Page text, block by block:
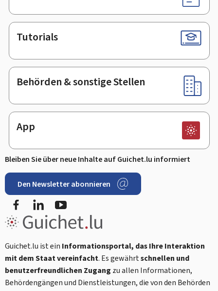
Tutorials
Behörden & sonstige Stellen
App
Bleiben Sie über neue Inhalte auf Guichet.lu informiert
Den Newsletter abonnieren
FacebookLinkedIn
Guichet.lu ist ein Informationsportal, das Ihre Interaktion
mit dem Staat vereinfacht. Es gewährtschnellen und
benutzerfreundlichen Zugang zu allen Informationen,
Behördengängen und Dienstleistungen, die von den Behörden